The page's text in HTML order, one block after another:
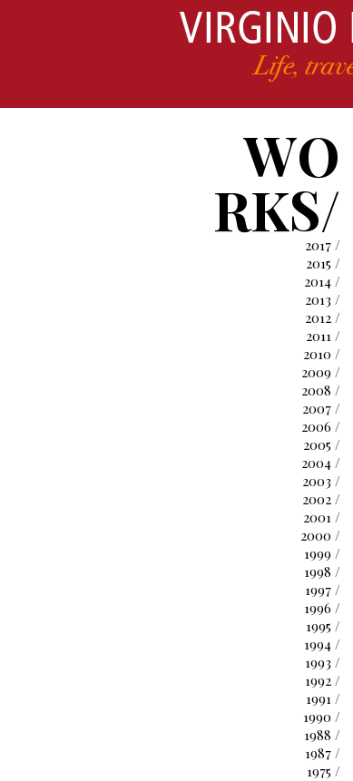
WO
RKS/
2017 /
2015 /
2014 /
2013 /
2012 /
2011 /
2010 /
2009 /
2008 /
2007 /
2006 /
2005 /
2004 /
2003 /
2002 /
2001 /
2000 /
1999 /
1998 /
1997 /
1996 /
1995 /
1994 /
1993 /
1992 /
1991 /
1990 /
1988 /
1987 /
1975 /